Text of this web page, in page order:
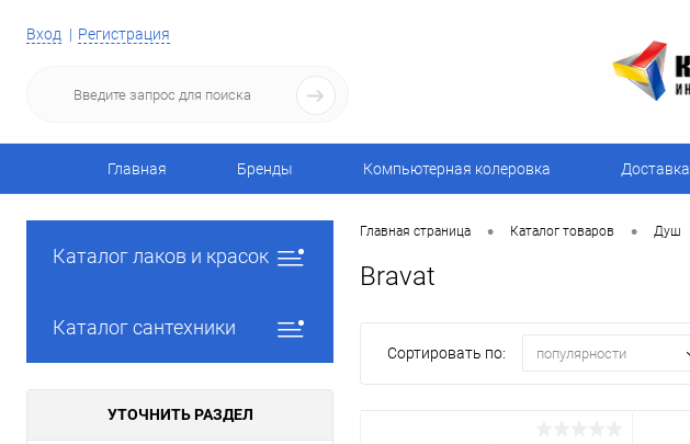
Вход Регистрация
Главная Бренды Компьютерная колеровка Доставка
Каталог лаков и красок
Каталог сантехники
УТОЧНИТЬ РАЗДЕЛ
Главная страница • Каталог товаров • Душ
Bravat
Сортировать по: популярности